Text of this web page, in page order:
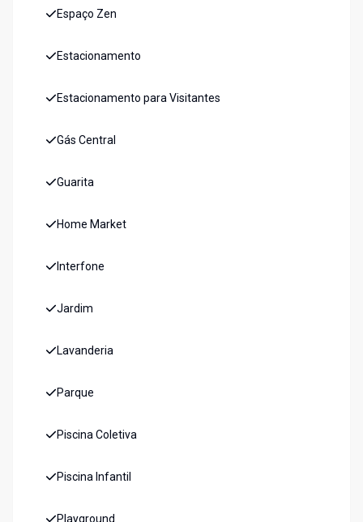
Espaço Zen
Estacionamento
Estacionamento para Visitantes
Gás Central
Guarita
Home Market
Interfone
Jardim
Lavanderia
Parque
Piscina Coletiva
Piscina Infantil
Playground